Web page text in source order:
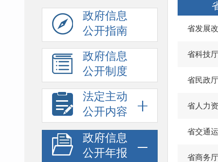
政府信息
公开指南
政府信息
公开制度
法定主动
公开内容
政府信息
公开年报
省发展
省科技厅
省民政厅
省人力
省交通
省商务厅